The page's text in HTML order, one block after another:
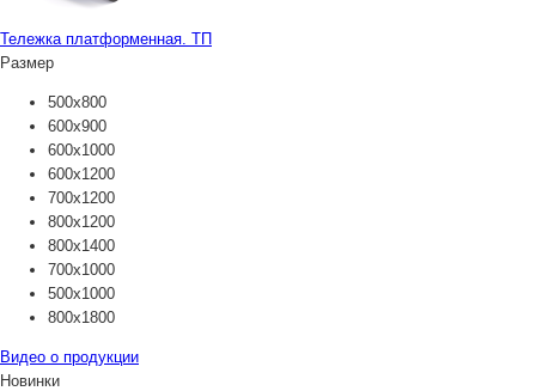
Тележка платформенная. ТП
Размер
500х800
600х900
600х1000
600х1200
700х1200
800х1200
800х1400
700х1000
500х1000
800х1800
Видео о продукции
Новинки